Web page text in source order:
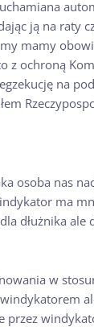
ją na raty
mamy
z ochroną
na
osoba nas
ma
dłużnika ale
w
przez